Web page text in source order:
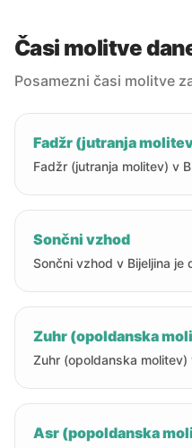
Časi molitve
Posamezni časi molitve
Fadžr (jutranja
Fadžr (jutranja molitev) v
Sončni vzhod
Sončni vzhod v Bijeljina je
Zuhr (opoldanska
Zuhr (opoldanska molitev)
Asr (popoldanska